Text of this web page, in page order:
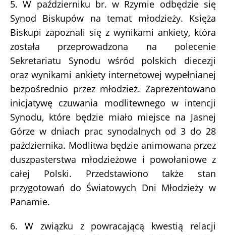
5. W październiku br. w Rzymie odbędzie się
Synod Biskupów na temat młodzieży. Księża
Biskupi zapoznali się z wynikami ankiety, która
została przeprowadzona na polecenie
Sekretariatu Synodu wśród polskich diecezji
oraz wynikami ankiety internetowej wypełnianej
bezpośrednio przez młodzież. Zaprezentowano
inicjatywę czuwania modlitewnego w intencji
Synodu, które będzie miało miejsce na Jasnej
Górze w dniach prac synodalnych od 3 do 28
października. Modlitwa będzie animowana przez
duszpasterstwa młodzieżowe i powołaniowe z
całej Polski. Przedstawiono także stan
przygotowań do Światowych Dni Młodzieży w
Panamie.
6. W związku z powracającą kwestią relacji